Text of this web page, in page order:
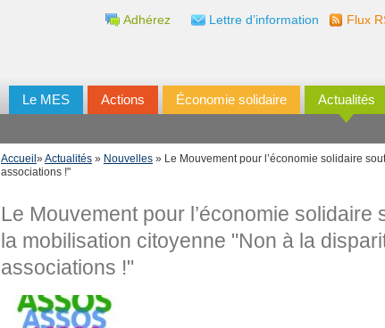
Le MES Actions Économie solidaire Actualités
Lettre d’information
Adhérez Flux
Accueil »Actualités » Nouvelles » Le Mouvement pour l’économie solidaire
associations !"
Le Mouvement pour l’économie solidaire
la mobilisation citoyenne "Non à la
associations !"